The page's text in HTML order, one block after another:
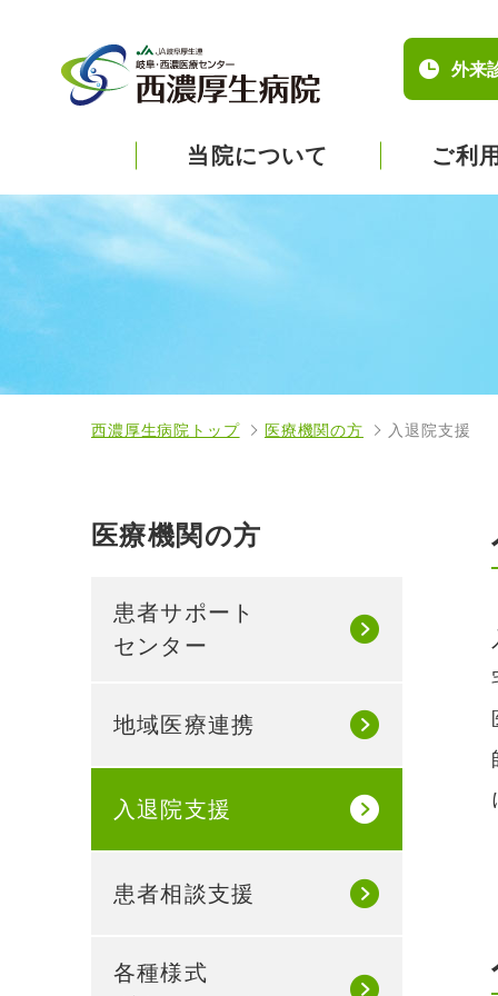
当院について ご利
西濃厚生病院トップ 医療機関の方 入退院支援
医療機関の方
患者サポート
センター
地域医療連携
入退院支援
患者相談支援
各種様式
外来